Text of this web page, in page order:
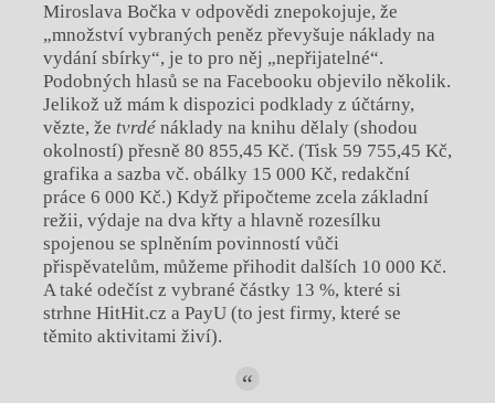
Miroslava Bočka v odpovědi znepokojuje, že
„množství vybraných peněz převyšuje náklady na
vydání sbírky“, je to pro něj „nepřijatelné“.
Podobných hlasů se na Facebooku objevilo několik.
Jelikož už mám k dispozici podklady z účtárny,
vězte, že tvrdénáklady na knihu dělaly (shodou
okolností) přesně 80 855,45 Kč. (Tisk 59 755,45 Kč,
grafika a sazba vč. obálky 15 000 Kč, redakční
práce 6 000 Kč.) Když připočteme zcela základní
režii, výdaje na dva křty a hlavně rozesílku
spojenou se splněním povinností vůči
přispěvatelům, můžeme přihodit dalších 10 000 Kč.
A také odečíst z vybrané částky 13 %, které si
strhne HitHit.cz a PayU (to jest firmy, které se
těmito aktivitami živí).